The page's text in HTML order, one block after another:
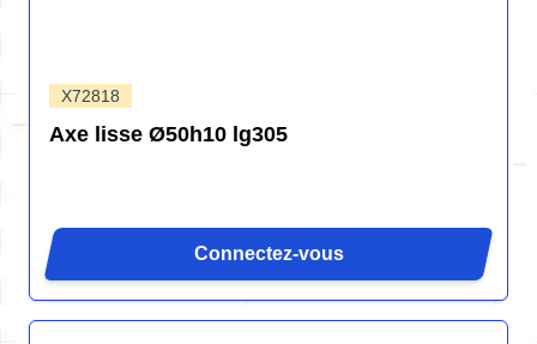
X72818
Axe lisse Ø50h10 lg305
Connectez-vous